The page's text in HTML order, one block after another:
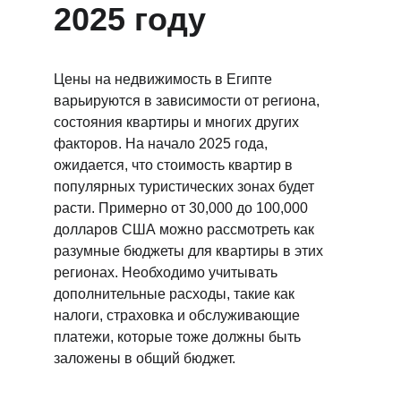
2025 году
Цены на недвижимость в Египте
варьируются в зависимости от региона,
состояния квартиры и многих других
факторов. На начало 2025 года,
ожидается, что стоимость квартир в
популярных туристических зонах будет
расти. Примерно от 30,000 до 100,000
долларов США можно рассмотреть как
разумные бюджеты для квартиры в этих
регионах. Необходимо учитывать
дополнительные расходы, такие как
налоги, страховка и обслуживающие
платежи, которые тоже должны быть
заложены в общий бюджет.